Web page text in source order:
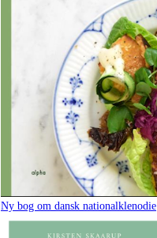
Ny bog om dansk nationalklenodie